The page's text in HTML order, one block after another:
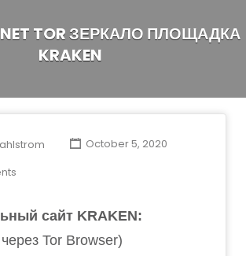
TOR ЗЕРКАЛО ПЛОЩАДКА
KRAKEN
October 5, 2020
сайт KRAKEN:
Tor Browser)